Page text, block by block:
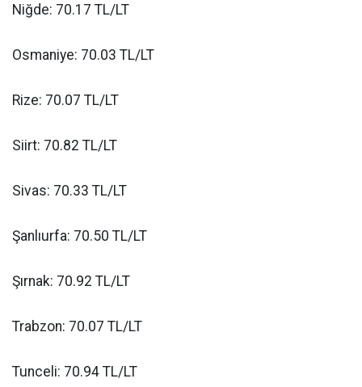
Niğde: 70.17 TL/LT
Osmaniye: 70.03 TL/LT
Rize: 70.07 TL/LT
Siirt: 70.82 TL/LT
Sivas: 70.33 TL/LT
Şanlıurfa: 70.50 TL/LT
Şırnak: 70.92 TL/LT
Trabzon: 70.07 TL/LT
Tunceli: 70.94 TL/LT